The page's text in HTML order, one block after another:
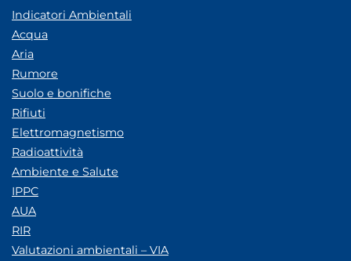
Indicatori Ambientali
Acqua
Aria
Rumore
Suolo e bonifiche
Rifiuti
Elettromagnetismo
Radioattività
Ambiente e Salute
IPPC
AUA
RIR
Valutazioni ambientali – VIA